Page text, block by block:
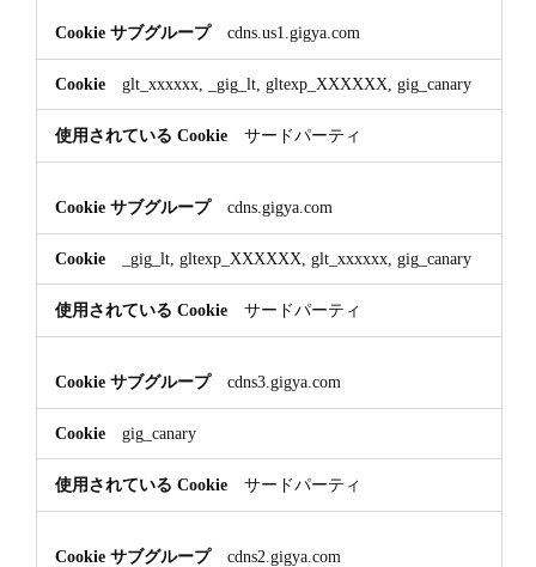
cdns.us1.gigya.com
glt_xxxxxx, _gig_lt, gltexp_XXXXXX, gig_canary
サードパーティ
cdns.gigya.com
_gig_lt, gltexp_XXXXXX, glt_xxxxxx, gig_canary
サードパーティ
cdns3.gigya.com
gig_canary
サードパーティ
cdns2.gigya.com